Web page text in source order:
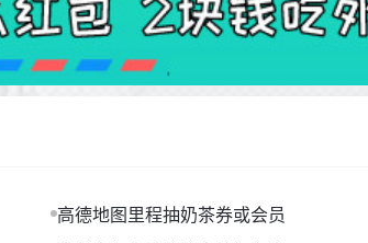
高德地图里程抽奶茶券或会员